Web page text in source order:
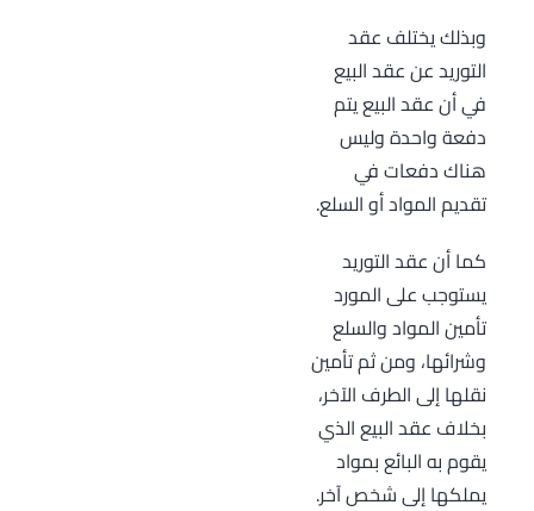
وبذلك يختلف عقد
التوريد عن عقد البيع
في أن عقد البيع يتم
دفعة واحدة وليس
هناك دفعات في
تقديم المواد أو السلع.
كما أن عقد التوريد
يستوجب على المورد
تأمين المواد والسلع
وشرائها، ومن ثم تأمين
نقلها إلى الطرف الآخر،
بخلاف عقد البيع الذي
يقوم به البائع بمواد
يملكها إلى شخص آخر.